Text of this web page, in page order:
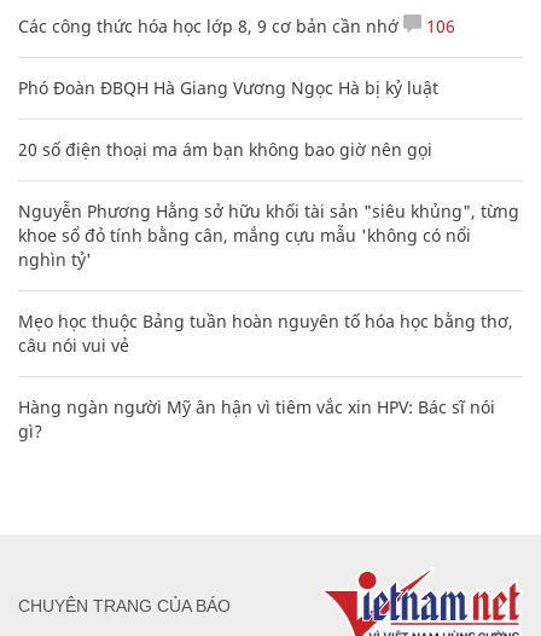
Các công thức hóa học lớp 8, 9 cơ bản cần nhớ 106
Phó Đoàn ĐBQH Hà Giang Vương Ngọc Hà bị kỷ luật
20 số điện thoại ma ám bạn không bao giờ nên gọi
Nguyễn Phương Hằng sở hữu khối tài sản "siêu khủng", từng
khoe sổ đỏ tính bằng cân, mắng cựu mẫu 'không có nổi
nghìn tỷ'
Mẹo học thuộc Bảng tuần hoàn nguyên tố hóa học bằng thơ,
câu nói vui vẻ
Hàng ngàn người Mỹ ân hận vì tiêm vắc xin HPV: Bác sĩ nói
gì?
CHUYÊN TRANG CỦA BÁO